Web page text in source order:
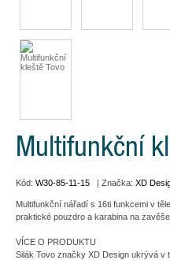
Multifunkční
Kód: W30-85-11-15 | Značka: XD
Multifunkční nářadí s 16ti funkcemi v
praktické pouzdro a karabina na
VÍCE O PRODUKTU
Silák Tovo značky XD Design ukrývá v